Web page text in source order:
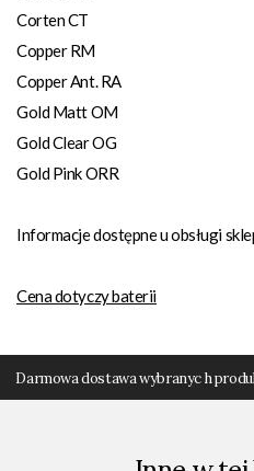
Corten CT
Copper RM
Copper Ant. RA
Gold Matt OM
Gold Clear OG
Gold Pink ORR
Informacje dostępne u obsługi
Cena dotyczy baterii
Darmowa dostawa wybranyc h